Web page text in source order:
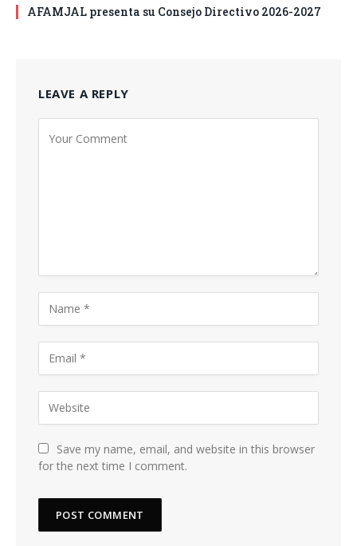
AFAMJAL presenta su Consejo Directivo 2026-2027
LEAVE A REPLY
Save my name, email, and website in this browser
for the next time I comment.